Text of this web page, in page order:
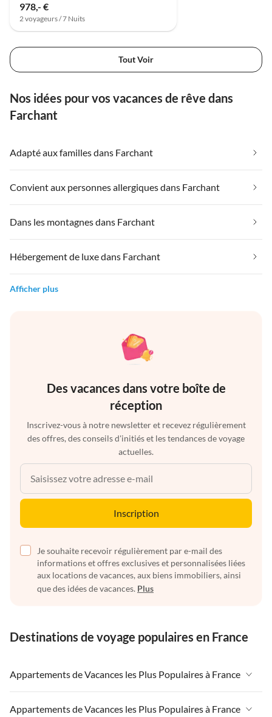
978,- €
2 voyageurs / 7 Nuits
Tout Voir
Nos idées pour vos vacances de rêve dans
Farchant
Adapté aux familles dans Farchant
Convient aux personnes allergiques dans Farchant
Dans les montagnes dans Farchant
Hébergement de luxe dans Farchant
Afficher plus
Des vacances dans votre boîte de
réception
Inscrivez-vous à notre newsletter et recevez régulièrement
des offres, des conseils d'initiés et les tendances de voyage
actuelles.
Inscription
Je souhaite recevoir régulièrement par e-mail des
informations et offres exclusives et personnalisées liées
aux locations de vacances, aux biens immobiliers, ainsi
que des idées de vacances. Plus
Destinations de voyage populaires en France
Appartements de Vacances les Plus Populaires à France
Appartements de Vacances à France
Appartements de Vacances les Plus Populaires à France